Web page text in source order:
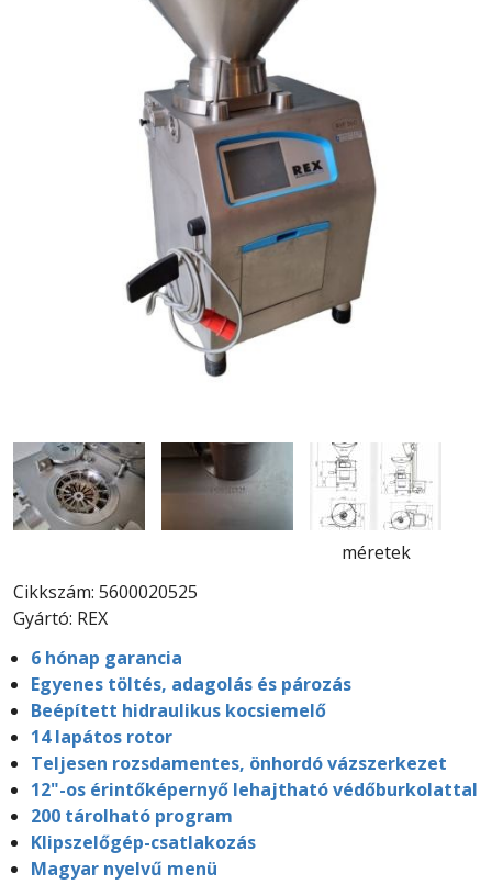
méretek
Cikkszám: 5600020525
Gyártó: REX
6 hónap garancia
Egyenes töltés, adagolás és pározás
Beépített hidraulikus kocsiemelő
14 lapátos rotor
Teljesen rozsdamentes, önhordó vázszerkezet
12"-os érintőképernyő lehajtható védőburkolattal
200 tárolható program
Klipszelőgép-csatlakozás
Magyar nyelvű menü